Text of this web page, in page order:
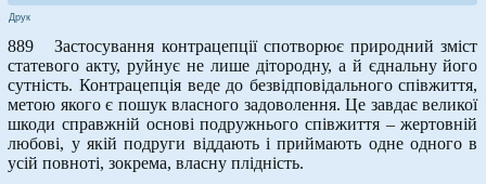
Друк
889 Застосування контрацепції спотворює природний зміст
статевого акту, руйнує не лише дітородну, а й єднальну його
сутність. Контрацепція веде до безвідповідального співжиття,
метою якого є пошук власного задоволення. Це завдає великої
шкоди справжній основі подружнього співжиття – жертовній
любові, у якій подруги віддають і приймають одне одного в
усій повноті, зокрема, власну плідність.